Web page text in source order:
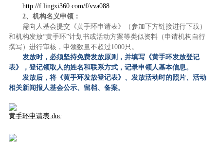
http://f.lingxi360.com/f/vva088
2、机构名义申领：
需向人基会提交《黄手环申请表》（参加下方链接进行下载）
和机构发放“黄手环”计划书或活动方案等类似资料（申请机构自行
撰写）进行审核， 申领数量不超过1000只。
发放时，必须坚持免费发放原则，并填写《黄手环发放登记
表》， 登记领取人的姓名和联系方式，记录申领人基本信息。
发放后， 将《黄手环发放登记表》 、发放活动时的照片、活动
相关新闻报人基会公示、留档、备案。
黄手环申请表.doc